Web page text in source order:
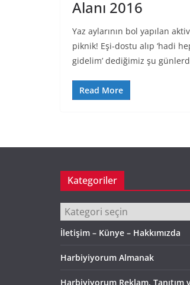
Alanı 2016
Yaz aylarının bol yapılan
piknik! Eşi-dostu alıp ‘hadi
gidelim’ dediğimiz şu
Read More
Kategoriler
Kategoriler
İletişim – Künye – Hakkımızda
Harbiyiyorum Almanak
Harbiyiyorum Reklam,